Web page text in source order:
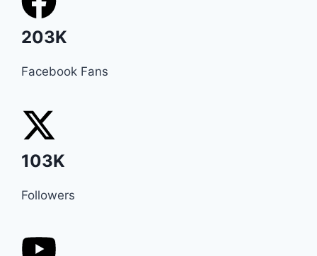
203K
Facebook Fans
103K
Followers